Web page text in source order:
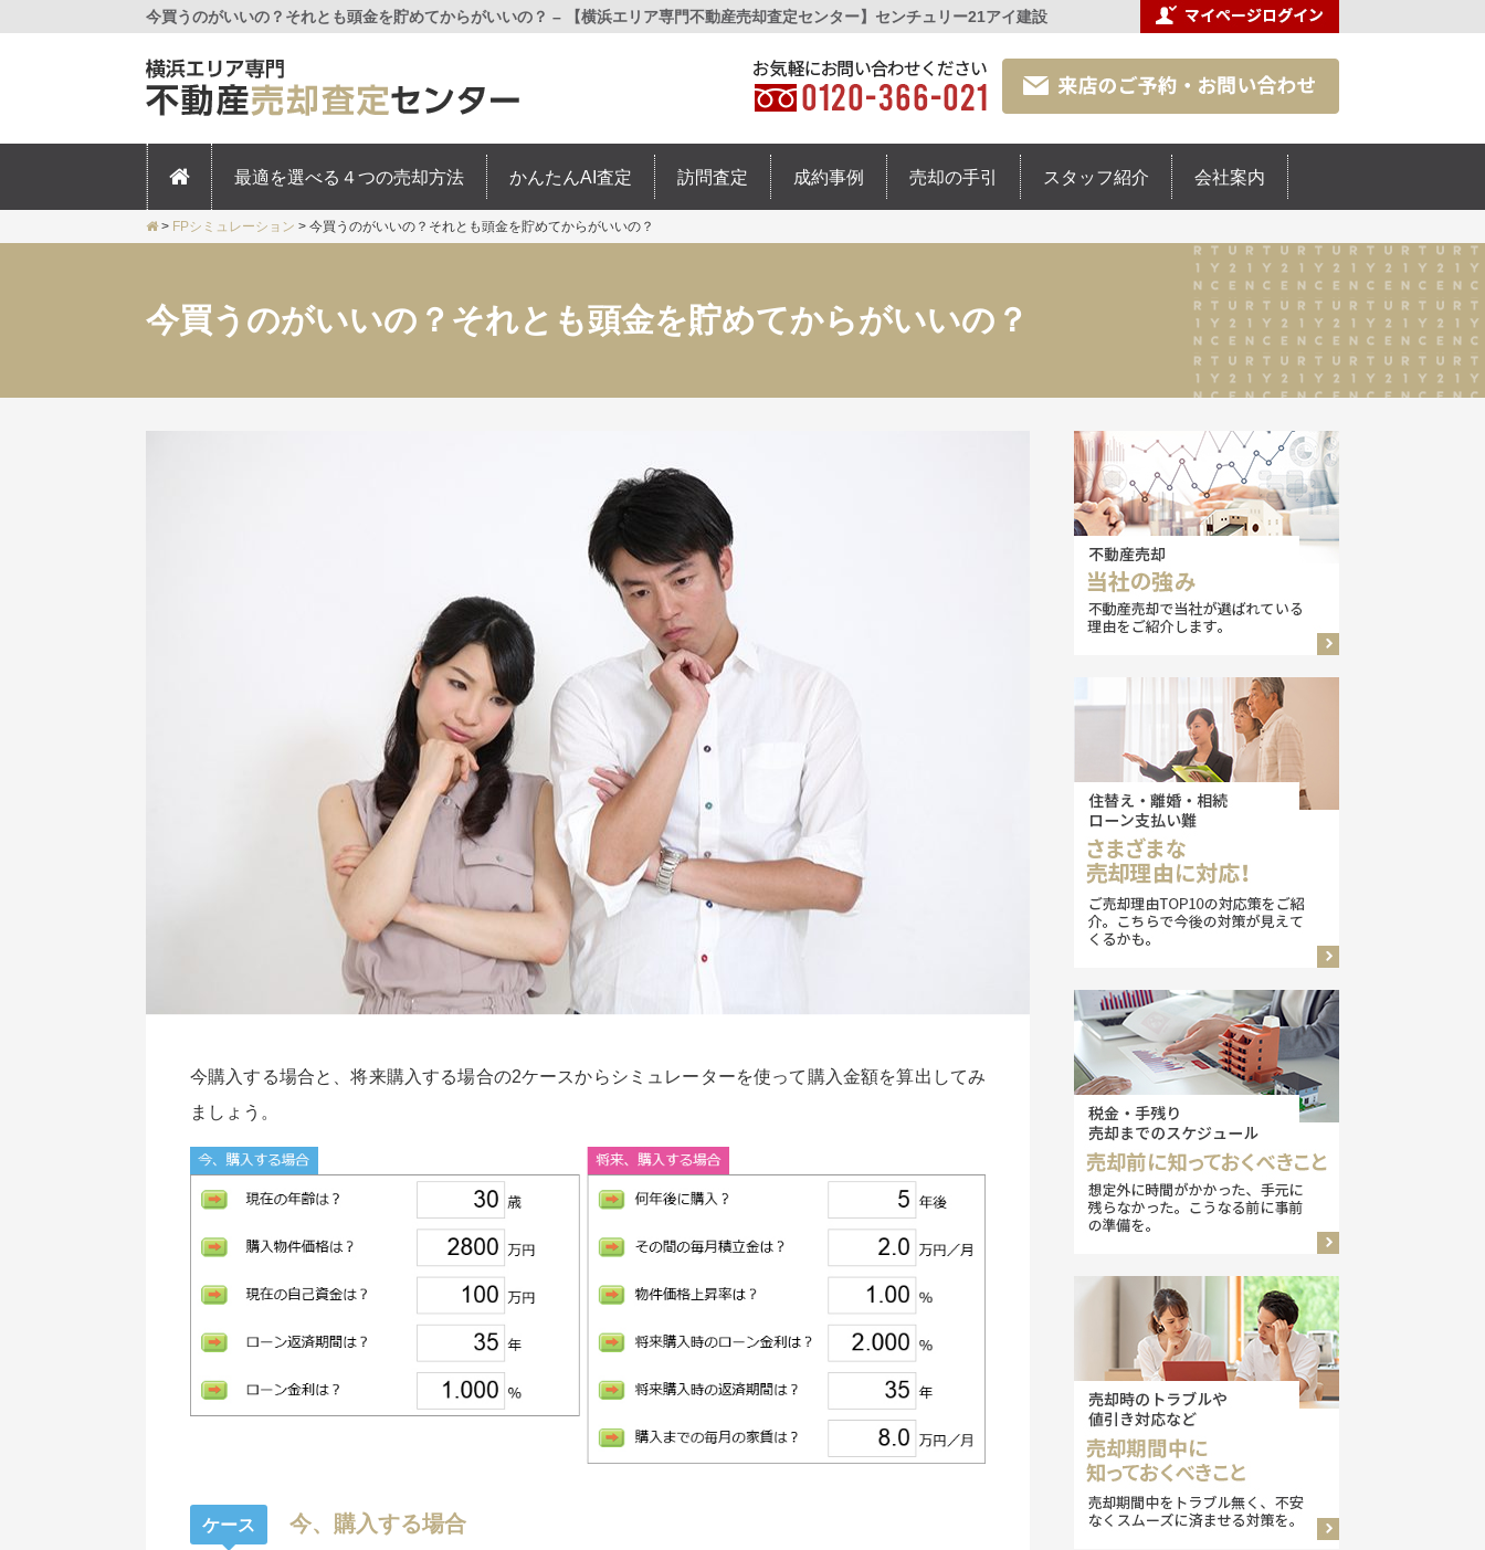
今買うのがいいの？それとも頭金を貯めてからがいいの？ – 【横浜エリア専門不動産売却査定センター】センチュリー21アイ建設
最適を選べる４つの売却方法 かんたんAI査定 訪問査定 成約事例 売却の手引 スタッフ紹介 会社案内
> FPシミュレーション > 今買うのがいいの？それとも頭金を貯めてからがいいの？
今買うのがいいの？それとも頭金を貯めてからがいいの？
今購入する場合と、将来購入する場合の2ケースからシミュレーターを使って購入金額を算出してみ
ましょう。
ケース 今、購入する場合